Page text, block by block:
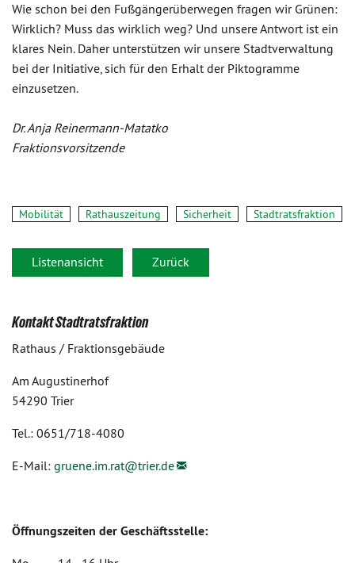
Wie schon bei den Fußgängerüberwegen fragen wir Grünen:
Wirklich? Muss das wirklich weg? Und unsere Antwort ist ein
klares Nein. Daher unterstützen wir unsere Stadtverwaltung
bei der Initiative, sich für den Erhalt der Piktogramme
einzusetzen.
Dr. Anja Reinermann-Matatko
Fraktionsvorsitzende
Mobilität Rathauszeitung Sicherheit Stadtratsfraktion
Listenansicht Zurück
Kontakt Stadtratsfraktion
Rathaus / Fraktionsgebäude
Am Augustinerhof
54290 Trier
Tel.: 0651/718-4080
E-Mail: gruene.im.rat@trier.de
Öffnungszeiten der Geschäftsstelle: